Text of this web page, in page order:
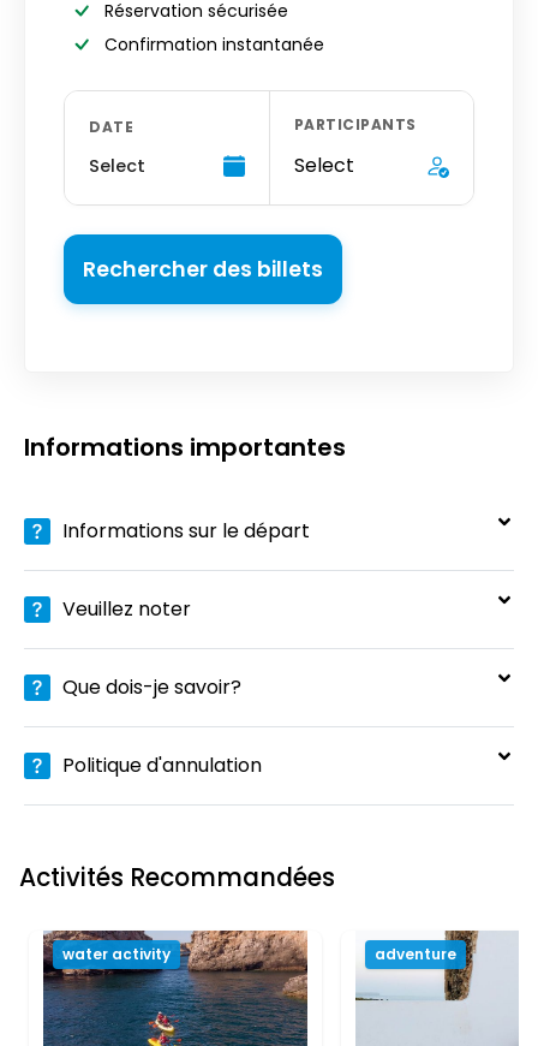
Réservation sécurisée
Confirmation instantanée
DATE
Select
PARTICIPANTS
Select
Rechercher des billets
Informations importantes
Informations sur le départ
Veuillez noter
Que dois-je savoir?
Politique d'annulation
Activités Recommandées
water activity adventure